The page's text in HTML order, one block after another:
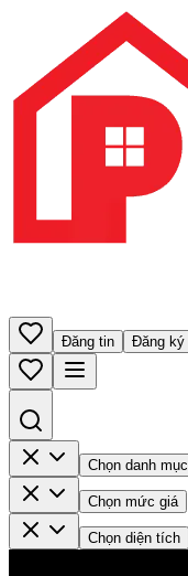
Đăng tin Đăng ký
Chọn danh mục
Chọn mức giá
Chọn diện tích